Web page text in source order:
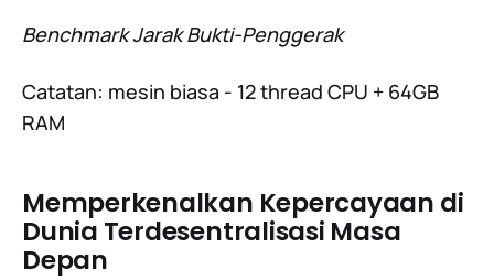
Benchmark Jarak Bukti-Penggerak
Catatan: mesin biasa - 12 thread CPU + 64GB
RAM
Memperkenalkan Kepercayaan di
Dunia Terdesentralisasi Masa
Depan